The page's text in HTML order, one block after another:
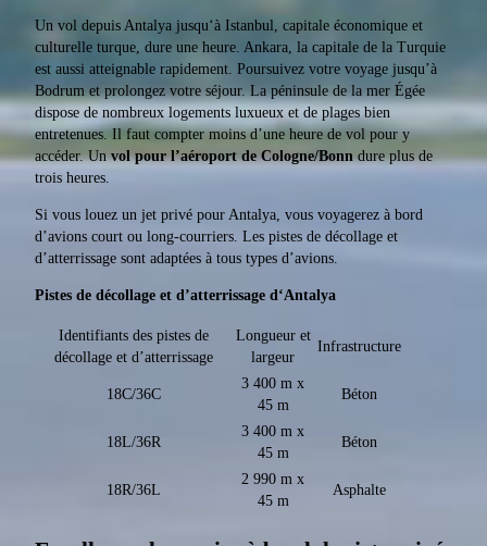
Un vol depuis Antalya jusqu‘à Istanbul, capitale économique et
culturelle turque, dure une heure. Ankara, la capitale de la Turquie
est aussi atteignable rapidement. Poursuivez votre voyage jusqu’à
Bodrum et prolongez votre séjour. La péninsule de la mer Égée
dispose de nombreux logements luxueux et de plages bien
entretenues. Il faut compter moins d’une heure de vol pour y
accéder. Unvol pour l’aéroport de Cologne/Bonndure plus de
trois heures.
Si vous louez un jet privé pour Antalya, vous voyagerez à bord
d’avions court ou long-courriers. Les pistes de décollage et
d’atterrissage sont adaptées à tous types d’avions.
Pistes de décollage et d’atterrissage d‘Antalya
Identifiants des pistes de
décollage et d’atterrissage
Longueur et
largeur
Infrastructure
18C/36C
3 400 m x
45 m
Béton
18L/36R
3 400 m x
45 m
Béton
18R/36L
2 990 m x
45 m
Asphalte